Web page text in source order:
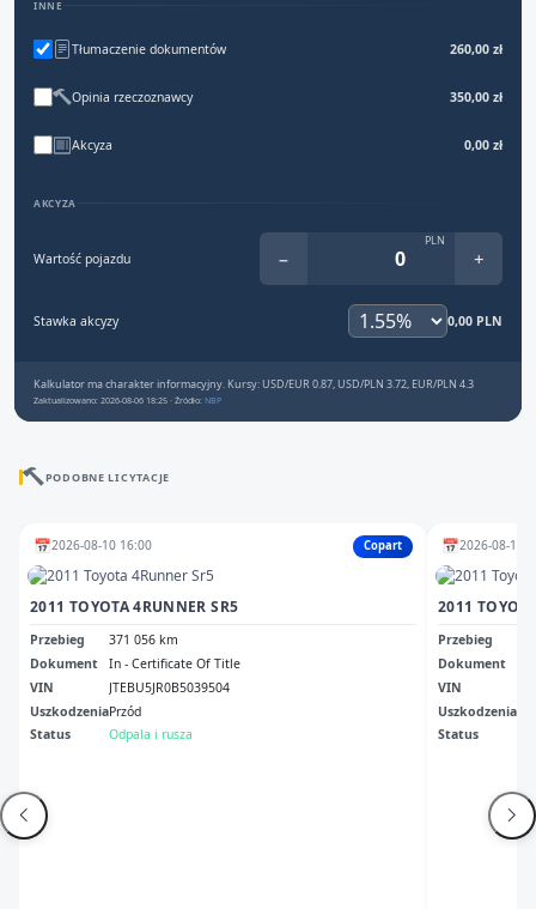
INNE
Tłumaczenie dokumentów 260,00 zł
Opinia rzeczoznawcy 350,00 zł
Akcyza 0,00 zł
AKCYZA
Wartość pojazdu −
PLN
+
Stawka akcyzy 0,00 PLN
Kalkulator ma charakter informacyjny. Kursy: USD/EUR 0.87, USD/PLN 3.72, EUR/PLN 4.3
Zaktualizowano: 2026-08-06 18:25 · Źródło: NBP
PODOBNE LICYTACJE
📅2026-08-10 16:00 Copart
2011 TOYOTA 4RUNNER SR5
Przebieg
371 056 km
Dokument
In - Certificate Of Title
VIN
JTEBU5JR0B5039504
UszkodzeniaPrzód
Status
Odpala i rusza
📅2026-08-12
2011
Przebieg
Dokument
VIN
Uszkodzenia
Status